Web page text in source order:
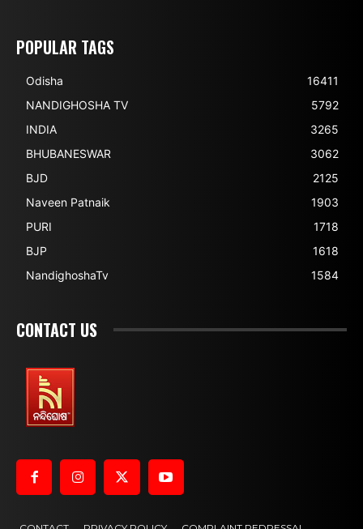
POPULAR TAGS
Odisha
16411
NANDIGHOSHA TV
5792
INDIA
3265
BHUBANESWAR
3062
BJD
2125
Naveen Patnaik
1903
PURI
1718
BJP
1618
NandighoshaTv
1584
CONTACT US